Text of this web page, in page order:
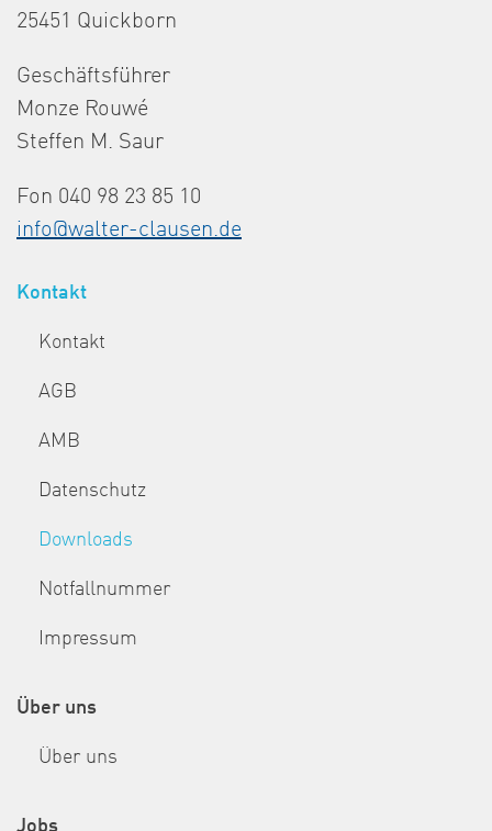
25451 Quickborn
Geschäftsführer
Monze Rouwé
Steffen M. Saur
Fon 040 98 23 85 10
info@walter-clausen.de
Kontakt
Kontakt
AGB
AMB
Datenschutz
Downloads
Notfallnummer
Impressum
Über uns
Über uns
Jobs